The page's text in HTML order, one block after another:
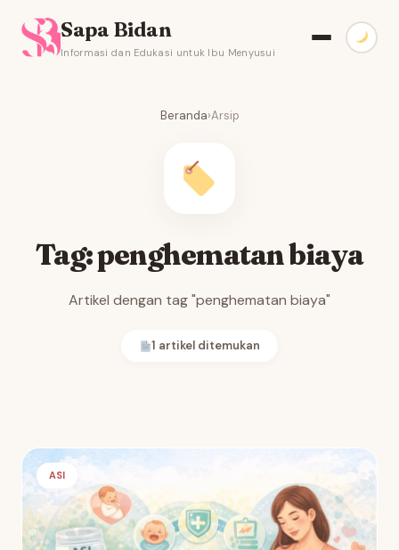
Sapa Bidan
Informasi dan Edukasi untuk Ibu Menyusui
Beranda›Arsip
Tag: penghematan biaya
Artikel dengan tag "penghematan biaya"
1 artikel ditemukan
ASI